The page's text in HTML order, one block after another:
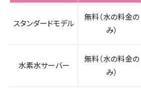
スタンダードモデル
無料（水の料金の
み）
水素水サーバー
無料（水の料金の
み）